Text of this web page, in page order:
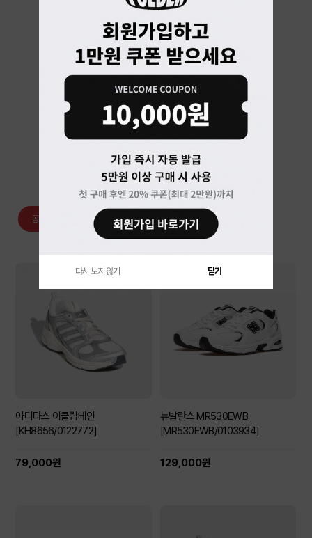
베스트 랭킹
공용/남성 아동 의류
아디다스 이클립테인
[KH8656/0122772]
79,000원
뉴발란스 MR530EWB
[MR530EWB/0103934]
129,000원
다시 보지 않기 닫기